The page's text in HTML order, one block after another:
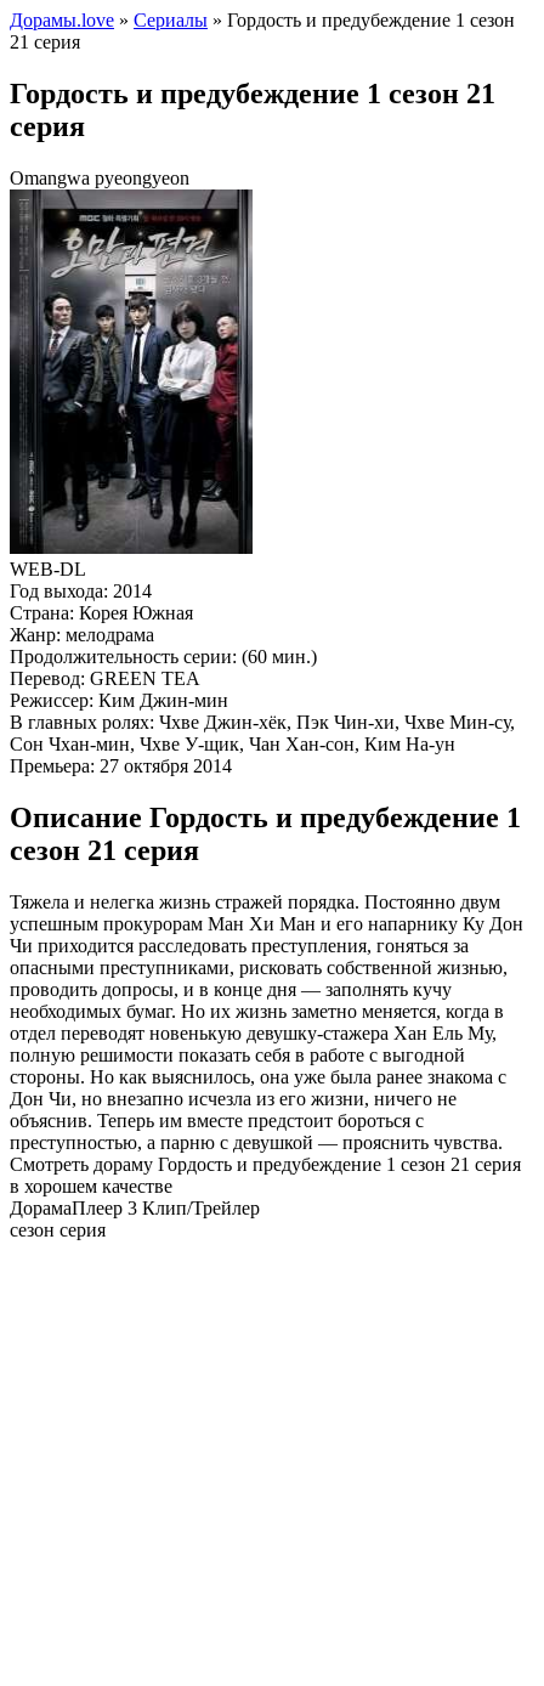
Дорамы.love » Сериалы » Гордость и предубеждение 1 сезон
21 серия
Гордость и предубеждение 1 сезон 21
серия
Omangwa pyeongyeon
WEB-DL
Год выхода: 2014
Страна: Корея Южная
Жанр: мелодрама
Продолжительность серии: (60 мин.)
Перевод: GREEN TEA
Режиссер: Ким Джин-мин
В главных ролях: Чхве Джин-хёк, Пэк Чин-хи, Чхве Мин-су,
Сон Чхан-мин, Чхве У-щик, Чан Хан-сон, Ким На-ун
Премьера: 27 октября 2014
Описание Гордость и предубеждение 1
сезон 21 серия
Тяжела и нелегка жизнь стражей порядка. Постоянно двум
успешным прокурорам Ман Хи Ман и его напарнику Ку Дон
Чи приходится расследовать преступления, гоняться за
опасными преступниками, рисковать собственной жизнью,
проводить допросы, и в конце дня — заполнять кучу
необходимых бумаг. Но их жизнь заметно меняется, когда в
отдел переводят новенькую девушку-стажера Хан Ель Му,
полную решимости показать себя в работе с выгодной
стороны. Но как выяснилось, она уже была ранее знакома с
Дон Чи, но внезапно исчезла из его жизни, ничего не
объяснив. Теперь им вместе предстоит бороться с
преступностью, а парню с девушкой — прояснить чувства.
Смотреть дораму Гордость и предубеждение 1 сезон 21 серия
в хорошем качестве
ДорамаПлеер 3 Клип/Трейлер
сезон серия